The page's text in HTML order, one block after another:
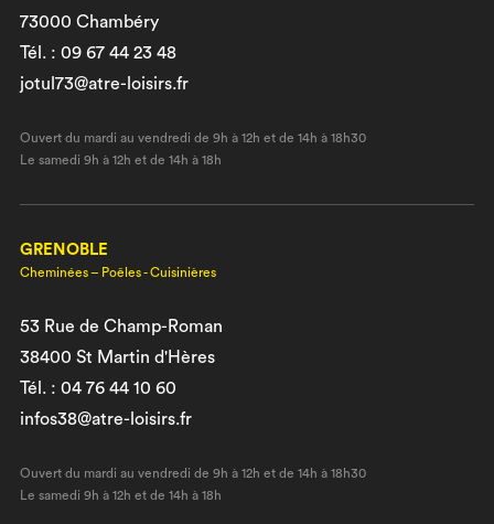
73000 Chambéry
Tél. : 09 67 44 23 48
jotul73@atre-loisirs.fr
Ouvert du mardi au vendredi de 9h à 12h et de 14h à 18h30
Le samedi 9h à 12h et de 14h à 18h
GRENOBLE
Cheminées – Poêles - Cuisinières
53 Rue de Champ-Roman
38400 St Martin d'Hères
Tél. : 04 76 44 10 60
infos38@atre-loisirs.fr
Ouvert du mardi au vendredi de 9h à 12h et de 14h à 18h30
Le samedi 9h à 12h et de 14h à 18h